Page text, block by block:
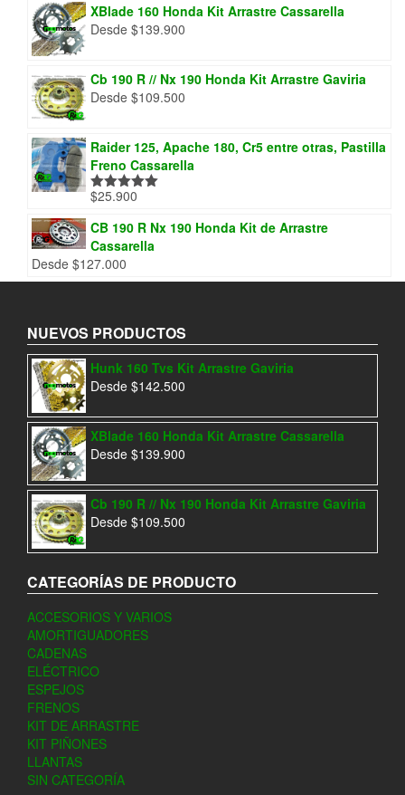
XBlade 160 Honda Kit Arrastre Cassarella
Desde $139.900
Cb 190 R // Nx 190 Honda Kit Arrastre Gaviria
Desde $109.500
Raider 125, Apache 180, Cr5 entre otras, Pastilla
Freno Cassarella
Valorado
5
$25.900
CB 190 R Nx 190 Honda Kit de Arrastre
Cassarella
Desde $127.000
NUEVOS PRODUCTOS
Hunk 160 Tvs Kit Arrastre Gaviria
Desde $142.500
XBlade 160 Honda Kit Arrastre Cassarella
Desde $139.900
Cb 190 R // Nx 190 Honda Kit Arrastre Gaviria
Desde $109.500
CATEGORÍAS DE PRODUCTO
ACCESORIOS Y VARIOS
AMORTIGUADORES
CADENAS
ELÉCTRICO
ESPEJOS
FRENOS
KIT DE ARRASTRE
KIT PIÑONES
LLANTAS
SIN CATEGORÍA